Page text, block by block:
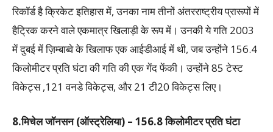
रिकॉर्ड है क्रिकेट इतिहास में, उनका नाम तीनों अंतरराष्ट्रीय प्रारूपों में
हैट्रिक करने वाले एकमात्र खिलाड़ी के रूप में। उनकी ये गति 2003
में दुबई में ज़िम्बाब्वे के खिलाफ एक आईडीआई में थी, जब उन्होंने 156.4
किलोमीटर प्रति घंटा की गति की एक गेंद फेंकी। उन्होंने 85 टेस्ट
विकेट्स ,121 वनडे विकेट्स, और 21 टी20 विकेट्स लिए।
8.मिचेल जॉनसन (ऑस्ट्रेलिया) – 156.8 किलोमीटर प्रति घंटा